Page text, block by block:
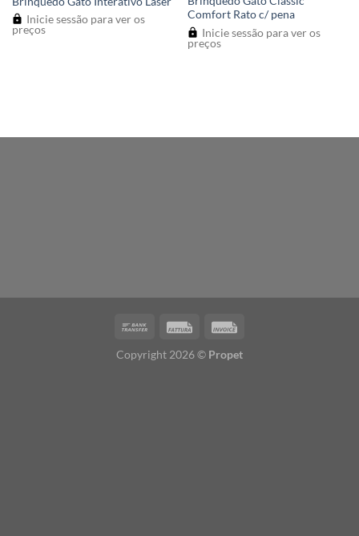
Inicie sessão para ver os
preços
Comfort Rato c/ pena
Inicie sessão para ver os
preços
Copyright 2026 © Propet